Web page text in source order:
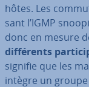
hôtes. Les
sant l’IGMP
donc en mesure
dif­fé­rents
signifie que les
intègre un